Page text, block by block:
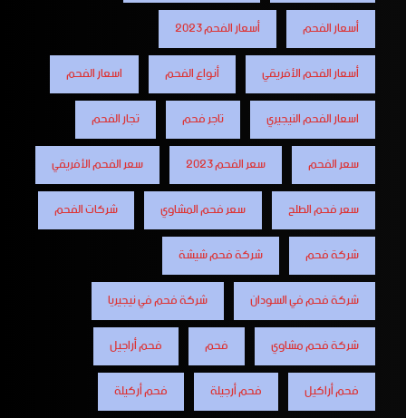
أسعار الفحم
أسعار الفحم 2023
أسعار الفحم الأفريقي
أنواع الفحم
اسعار الفحم
اسعار الفحم النيجيري
تاجر فحم
تجار الفحم
سعر الفحم
سعر الفحم 2023
سعر الفحم الأفريقي
سعر فحم الطلح
سعر فحم المشاوي
شركات الفحم
شركة فحم
شركة فحم شيشة
شركة فحم في السودان
شركة فحم في نيجيريا
شركة فحم مشاوي
فحم
فحم أراجيل
فحم أراكيل
فحم أرجيلة
فحم أركيلة